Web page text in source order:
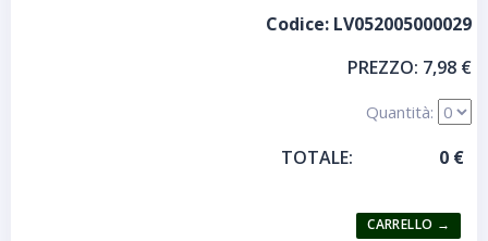
Codice: LV052005000029
PREZZO: 7,98 €
Quantità:
TOTALE: